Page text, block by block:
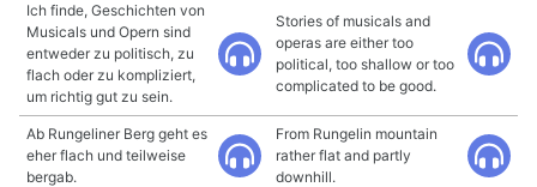
Ich finde, Geschichten von
Musicals und Opern sind
entweder zu politisch, zu
flach oder zu kompliziert,
um richtig gut zu sein.
Stories of musicals and
operas are either too
political, too shallow or too
complicated to be good.
Ab Rungeliner Berg geht es
eher flach und teilweise
bergab.
From Rungelin mountain
rather flat and partly
downhill.